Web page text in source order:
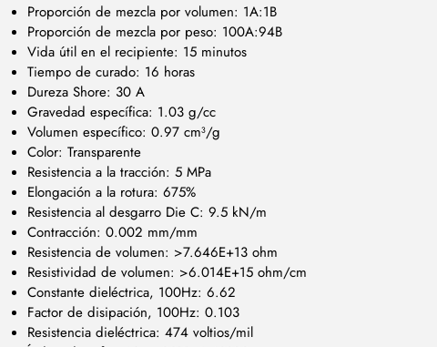
Proporción de mezcla por volumen: 1A:1B
Proporción de mezcla por peso: 100A:94B
Vida útil en el recipiente: 15 minutos
Tiempo de curado: 16 horas
Dureza Shore: 30 A
Gravedad específica: 1.03 g/cc
Volumen específico: 0.97 cm³/g
Color: Transparente
Resistencia a la tracción: 5 MPa
Elongación a la rotura: 675%
Resistencia al desgarro Die C: 9.5 kN/m
Contracción: 0.002 mm/mm
Resistencia de volumen: >7.646E+13 ohm
Resistividad de volumen: >6.014E+15 ohm/cm
Constante dieléctrica, 100Hz: 6.62
Factor de disipación, 100Hz: 0.103
Resistencia dieléctrica: 474 voltios/mil